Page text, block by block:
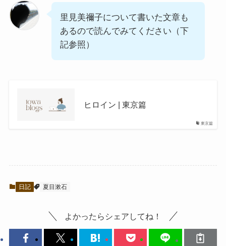
里見美禰子について書いた文章も
あるので読んでみてください（下
記参照）
東京篇
ヒロイン | 東京篇
日記 夏目漱石
よかったらシェアしてね！